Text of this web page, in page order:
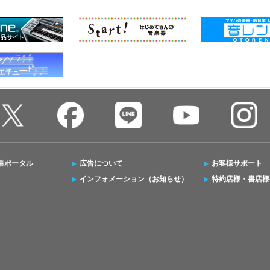
ポータル
広告について
インフォメーション（お知らせ）
お客様サポート
特約店様・書店